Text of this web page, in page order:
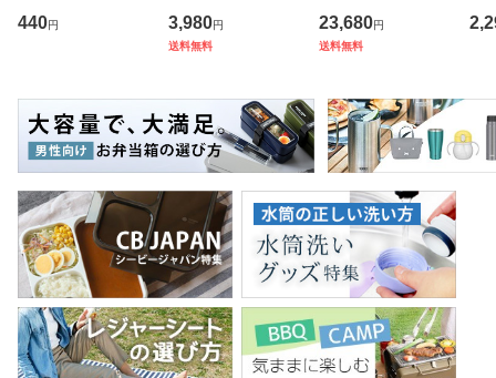
タオル ベルベット
カラー （ タオル
ンカチ 洗面タオル
綿 コッ
440円
0 （ ハリオ コーヒ
ー ドリッパー ペー
応 おしゃれ シンプ
ル ハン
3,980円
送料無料
奥行き45cm キャ
スター付き 折りた
ッキング 会議机 ミ
ーティング
23,680円
送料無料
フ
ス
マ
保